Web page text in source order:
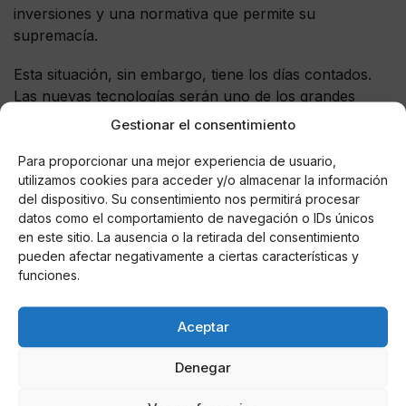
Gestionar el consentimiento
Para proporcionar una mejor experiencia de usuario,
utilizamos cookies para acceder y/o almacenar la información
del dispositivo. Su consentimiento nos permitirá procesar
datos como el comportamiento de navegación o IDs únicos
en este sitio. La ausencia o la retirada del consentimiento
pueden afectar negativamente a ciertas características y
funciones.
Aceptar
Denegar
inversiones y una normativa que permite su
supremacía.
Esta situación, sin embargo, tiene los días contados.
Las nuevas tecnologías serán uno de los grandes
aliados del autoconsumo, tanto a nivel de creación de
general como por el cada vez menor coste de las
infraestructuras necesarias.
Sobre todo, están cayendo los precios de los paneles
solares, y lo están haciendo de un modo inédito en su
historia, con lo que el panorama va a cambiar de
energéticas que están a punto de llegar desde Europa.
De lo contrario, cumplir los compromisos de
reducción de emisiones de gases de efecto